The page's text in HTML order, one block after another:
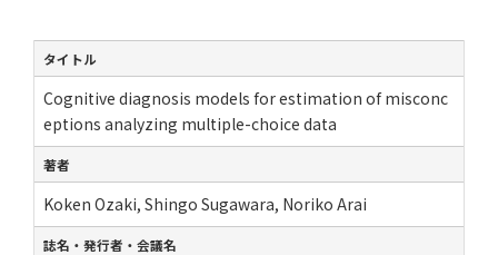
タイトル
Cognitive diagnosis models for estimation of misconc
eptions analyzing multiple-choice data
著者
Koken Ozaki, Shingo Sugawara, Noriko Arai
誌名・発行者・会議名